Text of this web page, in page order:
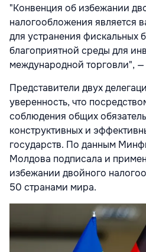
"Конвенция об избежании
налогообложения является
для устранения фискальных
благоприятной среды для
международной торговли", —
Представители двух
уверенность, что
соблюдения общих
конструктивных и
государств. По данным
Молдова подписала и
избежании двойного
50 странами мира.